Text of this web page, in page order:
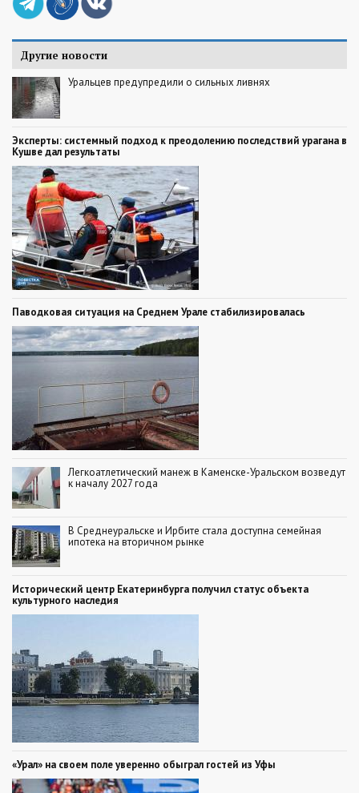
Другие новости
Уральцев предупредили о сильных ливнях
Эксперты: системный подход к преодолению последствий урагана в
Кушве дал результаты
Паводковая ситуация на Среднем Урале стабилизировалась
Легкоатлетический манеж в Каменске-Уральском возведут
к началу 2027 года
В Среднеуральске и Ирбите стала доступна семейная
ипотека на вторичном рынке
Исторический центр Екатеринбурга получил статус объекта
культурного наследия
«Урал» на своем поле уверенно обыграл гостей из Уфы